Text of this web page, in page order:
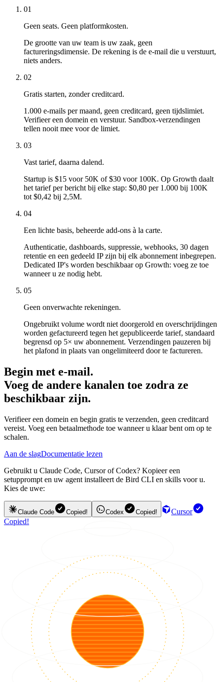
01
Geen seats. Geen platformkosten.
De grootte van uw team is uw zaak, geen
factureringsdimensie. De rekening is de e-mail die u verstuurt,
niets anders.
02
Gratis starten, zonder creditcard.
1.000 e-mails per maand, geen creditcard, geen tijdslimiet.
Verifieer een domein en verstuur. Sandbox-verzendingen
tellen nooit mee voor de limiet.
03
Vast tarief, daarna dalend.
Startup is $15 voor 50K of $30 voor 100K. Op Growth daalt
het tarief per bericht bij elke stap: $0,80 per 1.000 bij 100K
tot $0,42 bij 2,5M.
04
Een lichte basis, beheerde add-ons à la carte.
Authenticatie, dashboards, suppressie, webhooks, 30 dagen
retentie en een gedeeld IP zijn bij elk abonnement inbegrepen.
Dedicated IP's worden beschikbaar op Growth: voeg ze toe
wanneer u ze nodig hebt.
05
Geen onverwachte rekeningen.
Ongebruikt volume wordt niet doorgerold en overschrijdingen
worden gefactureerd tegen het gepubliceerde tarief, standaard
begrensd op 5× uw abonnement. Verzendingen pauzeren bij
het plafond in plaats van ongelimiteerd door te factureren.
Begin met e-mail.
Voeg de andere kanalen toe zodra ze
beschikbaar zijn.
Verifieer een domein en begin gratis te verzenden, geen creditcard
vereist. Voeg een betaalmethode toe wanneer u klaar bent om op te
schalen.
Aan de slagDocumentatie lezen
Gebruikt u Claude Code, Cursor of Codex? Kopieer een
setupprompt en uw agent installeert de Bird CLI en skills voor u.
Kies de uwe:
Claude Code Copied! Codex Copied!
Cursor
Copied!